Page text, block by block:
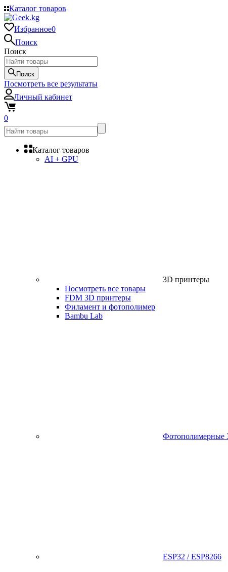
Каталог товаров
Избранное0
Поиск
Поиск
Поиск
Посмотреть все результаты
Личный кабинет
0
Каталог товаров
AI + GPU
3D принтеры
Посмотреть все товары
FDM 3D принтеры
Филамент и фотополимер
Bambu Lab
Фотополимерные
ESP32 / ESP8266